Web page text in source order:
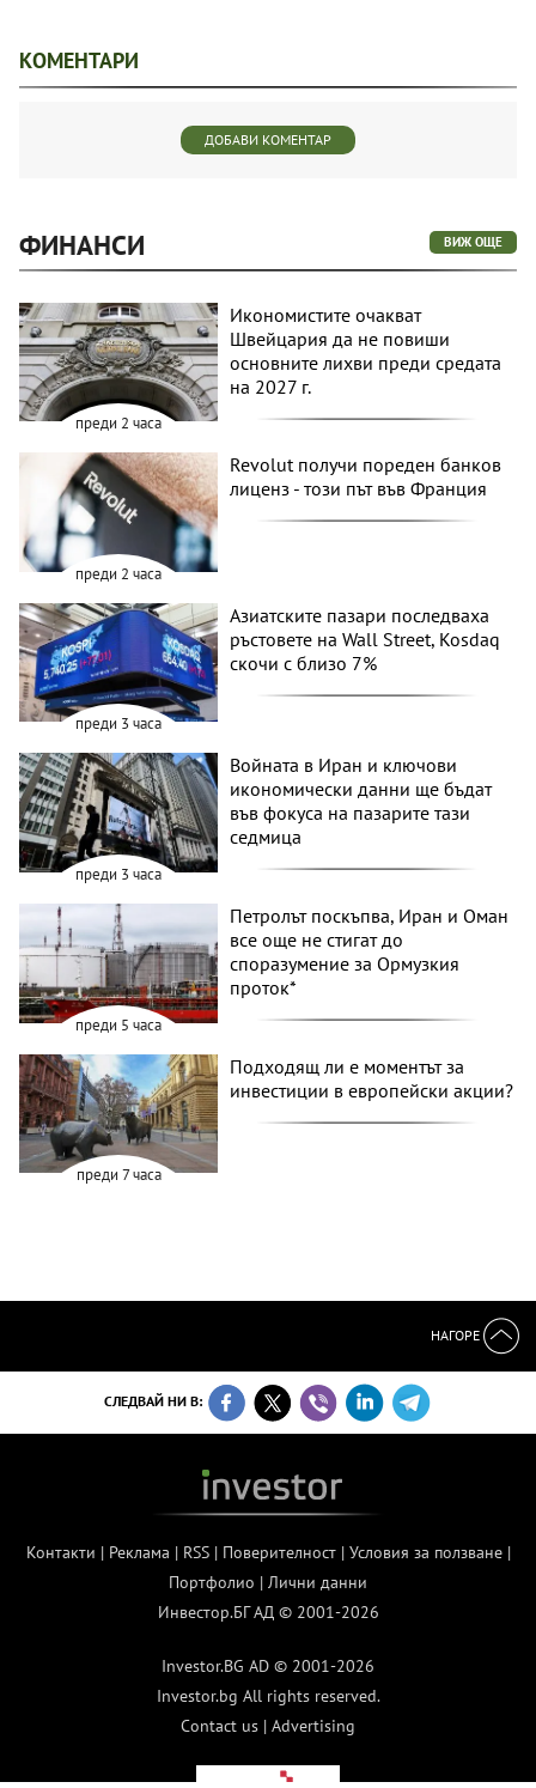
КОМЕНТАРИ
ДОБАВИ КОМЕНТАР
ФИНАНСИ ВИЖ ОЩЕ
преди 2 часа
Икономистите очакват
Швейцария да не повиши
основните лихви преди средата
на 2027 г.
преди 2 часа
Revolut получи пореден банков
лиценз - този път във Франция
преди 3 часа
Азиатските пазари последваха
ръстовете на Wall Street, Kosdaq
скочи с близо 7%
преди 3 часа
Войната в Иран и ключови
икономически данни ще бъдат
във фокуса на пазарите тази
седмица
преди 5 часа
Петролът поскъпва, Иран и Оман
все още не стигат до
споразумение за Ормузкия
проток*
преди 7 часа
Подходящ ли е моментът за
инвестиции в европейски акции?
НАГОРЕ
СЛЕДВАЙ НИ В:
Контакти | Реклама | RSS| Поверителност| Условия за ползване|
Портфолио | Лични данни
Инвестор.БГ АД © 2001-2026
Investor.BG AD © 2001-2026
Investor.bg All rights reserved.
Contact us | Advertising